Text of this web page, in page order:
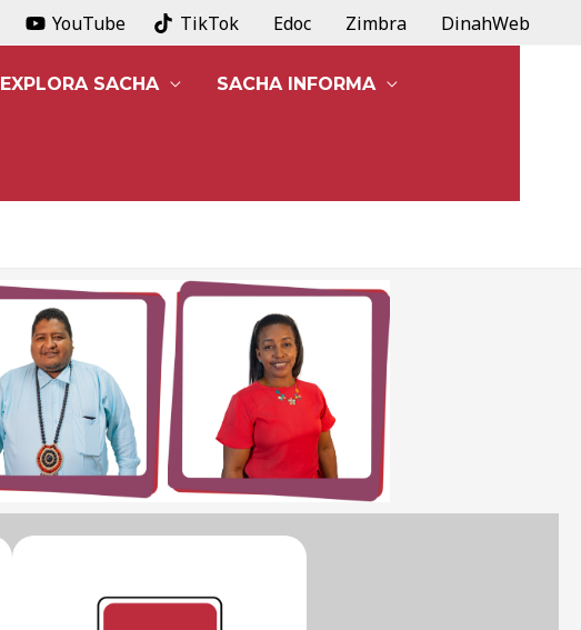
YouTube TikTok Edoc Zimbra DinahWeb
EXPLORA SACHA SACHA INFORMA